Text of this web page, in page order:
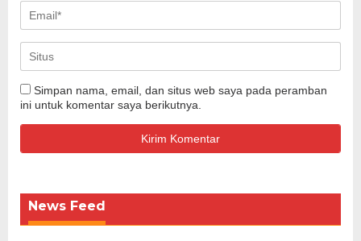
Simpan nama, email, dan situs web saya pada peramban
ini untuk komentar saya berikutnya.
News Feed